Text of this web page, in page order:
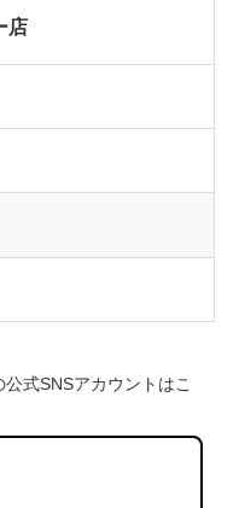
店
式SNSアカウントはこ